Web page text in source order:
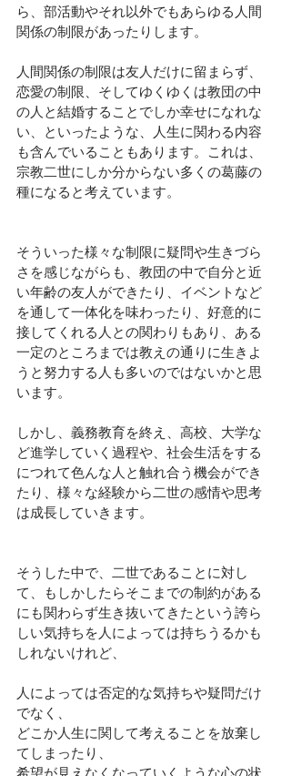
ら、 部活動やそれ以外でもあらゆる人間
関係の制限があったりします。
人間関係の制限は友人だけに留まらず、
恋愛の制限、そしてゆくゆくは教団の中
の人と結婚することでしか幸せになれな
い、といったような、人生に関わる内容
も含んでいることもあります。これは、
宗教二世にしか分からない多くの葛藤の
種になると考えています。
そういった様々な制限に疑問や生きづら
さを感じながらも、教団の中で自分と近
い年齢の友人ができたり、イベントなど
を通して一体化を味わったり、好意的に
接してくれる人との関わりもあり、ある
一定のところまでは教えの通りに生きよ
うと努力する人も多いのではないかと思
います。
しかし、義務教育を終え、高校、大学な
ど進学していく過程や、社会生活をする
につれて色んな人と触れ合う機会ができ
たり、様々な経験から二世の感情や思考
は成長していきます。
そうした中で、二世であることに対し
て、もしかしたらそこまでの制約がある
にも関わらず生き抜いてきたという誇ら
しい気持ちを人によっては持ちうるかも
しれないけれど、
人によっては否定的な気持ちや疑問だけ
でなく、
どこか人生に関して考えることを放棄し
てしまったり、
希望が見えなくなっていく ような心の状